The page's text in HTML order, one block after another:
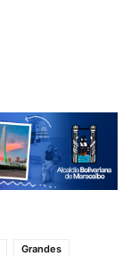
Grandes